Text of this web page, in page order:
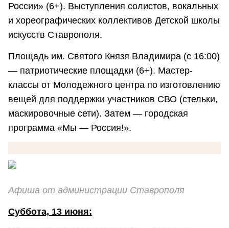
России» (6+). Выступления солистов, вокальных
и хореографических коллективов Детской школы
искусств Ставрополя.
Площадь им. Святого Князя Владимира (с 16:00)
— патриотические площадки (6+). Мастер-
классы от Молодежного центра по изготовлению
вещей для поддержки участников СВО (стельки,
маскировочные сети). Затем — городская
программа «Мы — Россия!».
Афиша от администрации Ставрополя
Суббота, 13 июня: